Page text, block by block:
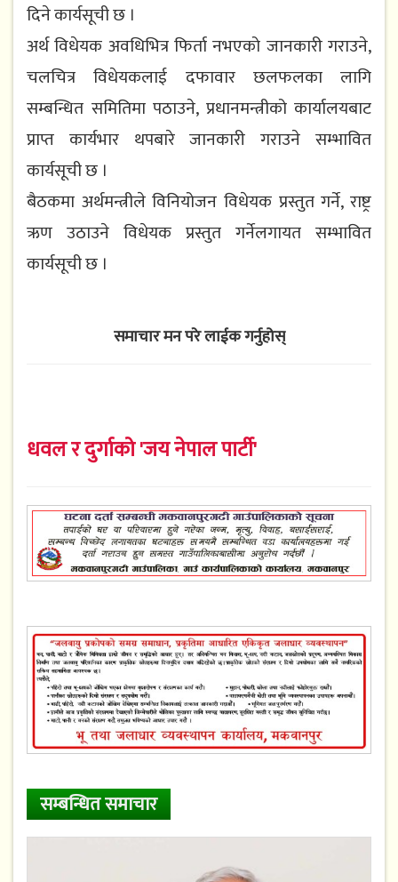
दिने कार्यसूची छ ।
अर्थ विधेयक अवधिभित्र फिर्ता नभएको जानकारी गराउने,
चलचित्र विधेयकलाई दफावार छलफलका लागि
सम्बन्धित समितिमा पठाउने, प्रधानमन्त्रीको कार्यालयबाट
प्राप्त कार्यभार थपबारे जानकारी गराउने सम्भावित
कार्यसूची छ ।
बैठकमा अर्थमन्त्रीले विनियोजन विधेयक प्रस्तुत गर्ने, राष्ट्र
ऋण उठाउने विधेयक प्रस्तुत गर्नेलगायत सम्भावित
कार्यसूची छ ।
समाचार मन परे लाईक गर्नुहोस्
धवल र दुर्गाको 'जय नेपाल पार्टी'
सम्बन्धित समाचार